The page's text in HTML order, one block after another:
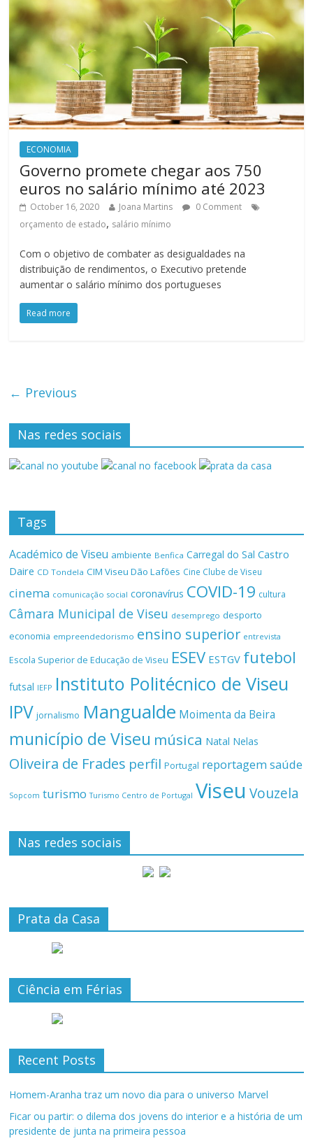
ECONOMIA
Governo promete chegar aos 750
euros no salário mínimo até 2023
October 16, 2020 Joana Martins
0 Comment
orçamento de estado, salário mínimo
Com o objetivo de combater as desigualdades na
distribuição de rendimentos, o Executivo pretende
aumentar o salário mínimo dos portugueses
Read more
← Previous
Nas redes sociais
Tags
Académico de Viseu ambiente Benfica Carregal do Sal Castro
Daire CD Tondela CIM Viseu Dão Lafões Cine Clube de Viseu
cinema comunicação social coronavírus COVID-19 cultura
Câmara Municipal de Viseu desemprego desporto
economia empreendedorismo ensino superior entrevista
Escola Superior de Educação de Viseu ESEV ESTGV futebol
futsal IEFP Instituto Politécnico de Viseu
IPV jornalismo Mangualde Moimenta da Beira
município de Viseu música Natal Nelas
Oliveira de Frades perfil Portugal reportagemsaúde
Sopcom turismo Turismo Centro de Portugal Viseu Vouzela
Nas redes sociais
Prata da Casa
Ciência em Férias
Recent Posts
Homem-Aranha traz um novo dia para o universo Marvel
Ficar ou partir: o dilema dos jovens do interior e a história de um
presidente de junta na primeira pessoa